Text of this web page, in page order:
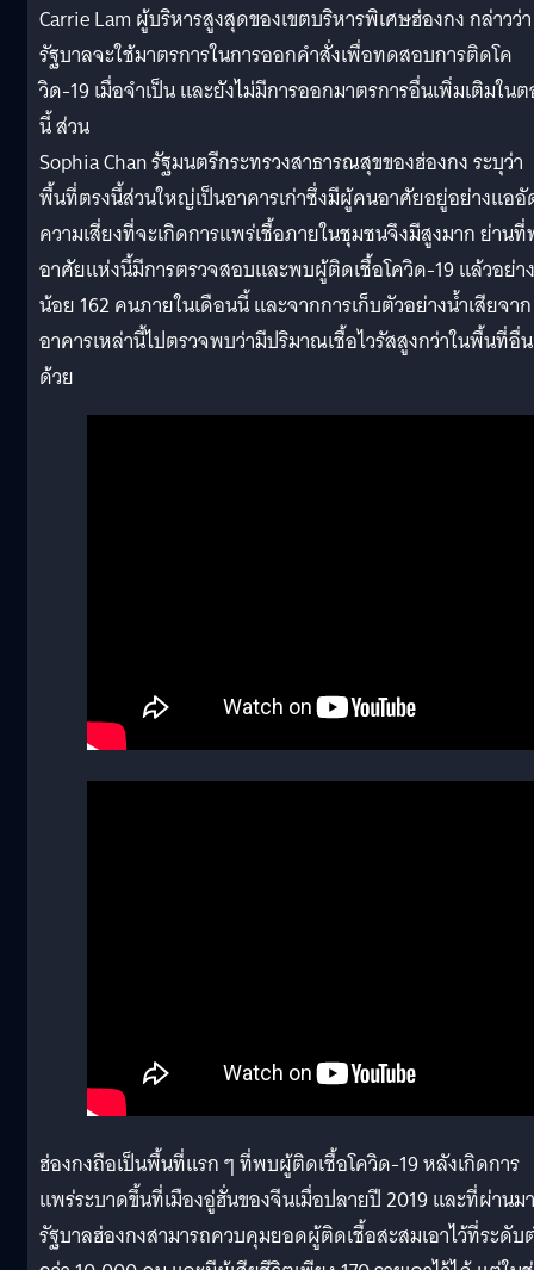
Carrie Lam ผู้บริหารสูงสุดของเขตบริหารพิเศษฮ่องกง กล่าวว่า
รัฐบาลจะใช้มาตรการในการออกคำสั่งเพื่อทดสอบการติดโค
วิด-19 เมื่อจำเป็น และยังไม่มีการออกมาตรการอื่นเพิ่มเติมใน
นี้ ส่วน
Sophia Chan รัฐมนตรีกระทรวงสาธารณสุขของฮ่องกง ระบุว่า
พื้นที่ตรงนี้ส่วนใหญ่เป็นอาคารเก่าซึ่งมีผู้คนอาศัยอยู่อย่างแอ
ความเสี่ยงที่จะเกิดการแพร่เชื้อภายในชุมชนจึงมีสูงมาก ย่าน
อาศัยแห่งนี้มีการตรวจสอบและพบผู้ติดเชื้อโควิด-19 แล้วอย่าง
น้อย 162 คนภายในเดือนนี้ และจากการเก็บตัวอย่างน้ำเสียจาก
อาคารเหล่านี้ไปตรวจพบว่ามีปริมาณเชื้อไวรัสสูงกว่าในพื้นที่อื่
ด้วย
ฮ่องกงถือเป็นพื้นที่แรก ๆ ที่พบผู้ติดเชื้อโควิด-19 หลังเกิดการ
แพร่ระบาดขึ้นที่เมืองอู่ฮั่นของจีนเมื่อปลายปี 2019 และที่ผ่านมา
รัฐบาลฮ่องกงสามารถควบคุมยอดผู้ติดเชื้อสะสมเอาไว้ที่ระดับ